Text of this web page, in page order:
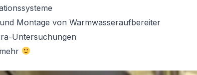
Montage von Warmwasseraufbereiter
Untersuchungen